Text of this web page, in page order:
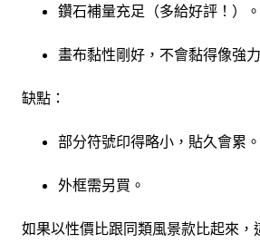
鑽石補量充足（多給好評！）。
畫布黏性剛好，不會黏得像強
缺點：
部分符號印得略小，貼久會累。
外框需另買。
如果以性價比跟同類風景款比起來，